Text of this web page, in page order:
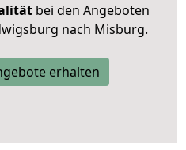
bei den Angeboten
nach Misburg.
erhalten